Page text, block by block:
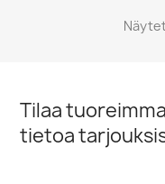
Tilaa
tietoa